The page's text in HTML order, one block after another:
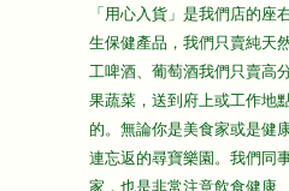
折上折大特價
主頁
隱私政策
「用心入貨」是我們店的座
生保健產品，我們只賣純天
工啤酒、葡萄酒我們只賣高
果蔬菜，送到府上或工作地
的。無論你是美食家或是健
連忘返的尋寶樂園。我們同
家，也是非常注意飲食健康